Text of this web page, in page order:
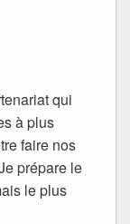
qui
à plus
faire nos
prépare le
le plus